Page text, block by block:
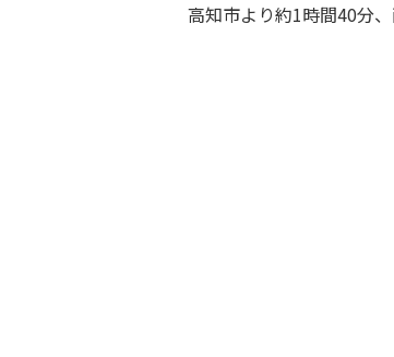
高知市より約1時間40分